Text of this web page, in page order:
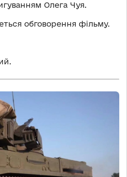
Олега Чуя.
обговорення фільму.